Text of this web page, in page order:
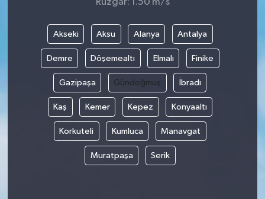
Rüzgar: 1.50 m/s
Akseki Aksu Alanya Antalya
Demre Döşemealtı Elmalı Finike
Gazipaşa Gündoğmuş İbradı
Kaş Kemer Kepez Konyaaltı
Korkuteli Kumluca Manavgat
Muratpaşa Serik